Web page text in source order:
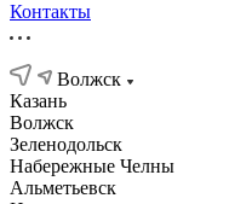
Контакты
Волжск
Казань
Волжск
Зеленодольск
Набережные Челны
Альметьевск